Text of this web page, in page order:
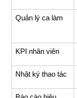
Quản lý ca làm
KPI nhân viên
Nhật ký thao tác